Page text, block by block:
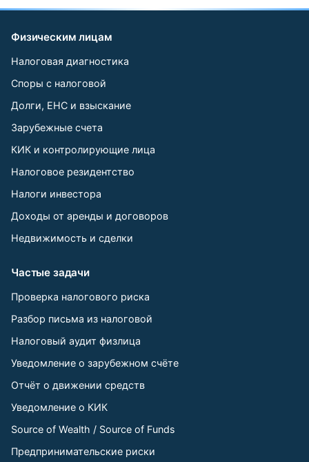
Физическим лицам
Налоговая диагностика
Споры с налоговой
Долги, ЕНС и взыскание
Зарубежные счета
КИК и контролирующие лица
Налоговое резидентство
Налоги инвестора
Доходы от аренды и договоров
Недвижимость и сделки
Частые задачи
Проверка налогового риска
Разбор письма из налоговой
Налоговый аудит физлица
Уведомление о зарубежном счёте
Отчёт о движении средств
Уведомление о КИК
Source of Wealth / Source of Funds
Предпринимательские риски